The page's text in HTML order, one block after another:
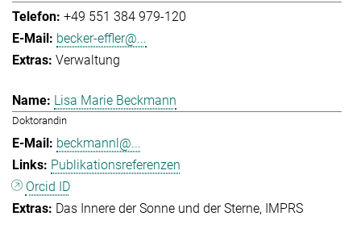
+49 551 384 979-120
becker-effler@...
Verwaltung
Lisa Marie Beckmann
Doktorandin
beckmannl@...
Publikationsreferenzen
Orcid ID
Das Innere der Sonne und der Sterne IMPRS